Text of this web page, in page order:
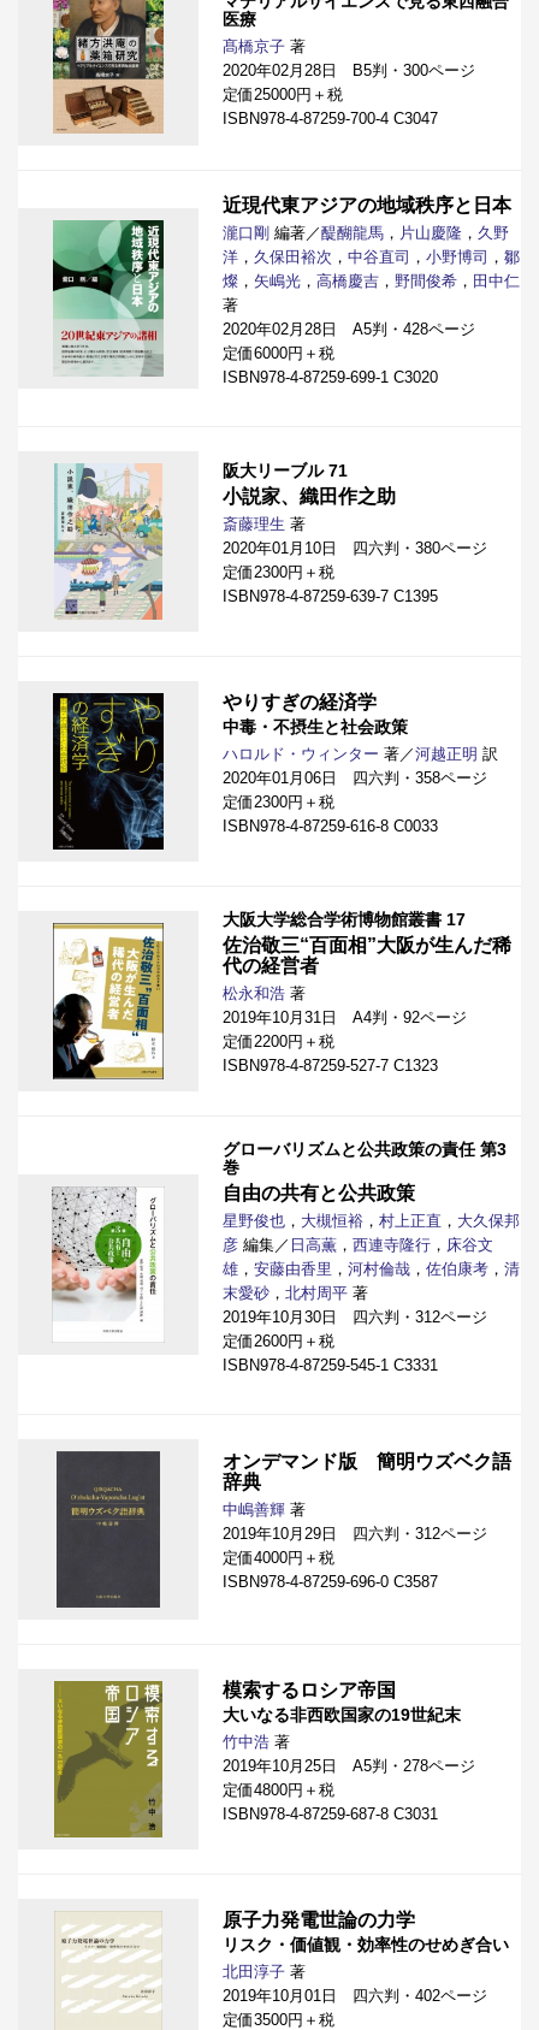
医療
髙橋京子 著
2020年02月28日 B5判・300ページ
定価25000円＋税
ISBN978-4-87259-700-4 C3047
近現代東アジアの地域秩序と日本
瀧口剛 編著／醍醐龍馬 ， 片山慶隆 ， 久野
洋 ， 久保田裕次 ， 中谷直司 ， 小野博司 ， 鄒
燦 ， 矢嶋光 ， 高橋慶吉 ， 野間俊希 ， 田中仁
著
2020年02月28日 A5判・428ページ
定価6000円＋税
ISBN978-4-87259-699-1 C3020
阪大リーブル 71
小説家、織田作之助
斎藤理生 著
2020年01月10日 四六判・380ページ
定価2300円＋税
ISBN978-4-87259-639-7 C1395
やりすぎの経済学
中毒・不摂生と社会政策
ハロルド・ウィンター 著／河越正明 訳
2020年01月06日 四六判・358ページ
定価2300円＋税
ISBN978-4-87259-616-8 C0033
大阪大学総合学術博物館叢書 17
佐治敬三“百面相”大阪が生んだ稀
代の経営者
松永和浩 著
2019年10月31日 A4判・92ページ
定価2200円＋税
ISBN978-4-87259-527-7 C1323
グローバリズムと公共政策の責任 第3
巻
自由の共有と公共政策
星野俊也 ， 大槻恒裕 ， 村上正直 ， 大久保邦
彦 編集／ 日高薫 ， 西連寺隆行 ， 床谷文
雄 ， 安藤由香里 ， 河村倫哉 ， 佐伯康考 ， 清
末愛砂 ， 北村周平 著
2019年10月30日 四六判・312ページ
定価2600円＋税
ISBN978-4-87259-545-1 C3331
オンデマンド版 簡明ウズベク語
辞典
中嶋善輝 著
2019年10月29日 四六判・312ページ
定価4000円＋税
ISBN978-4-87259-696-0 C3587
模索するロシア帝国
大いなる非西欧国家の19世紀末
竹中浩 著
2019年10月25日 A5判・278ページ
定価4800円＋税
ISBN978-4-87259-687-8 C3031
原子力発電世論の力学
リスク・価値観・効率性のせめぎ合い
北田淳子 著
2019年10月01日 四六判・402ページ
定価3500円＋税